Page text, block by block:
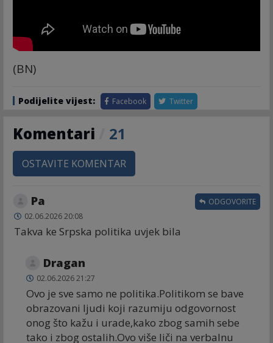
(BN)
Podijelite vijest: Facebook Twitter
Komentari 21
OSTAVITE KOMENTAR
Pa
02.06.2026 20:08
Takva ke Srpska politika uvjek bila
ODGOVORITE
Dragan
02.06.2026 21:27
Ovo je sve samo ne politika.Politikom se bave
obrazovani ljudi koji razumiju odgovornost
onog što kažu i urade,kako zbog samih sebe
tako i zbog ostalih.Ovo više liči na verbalnu